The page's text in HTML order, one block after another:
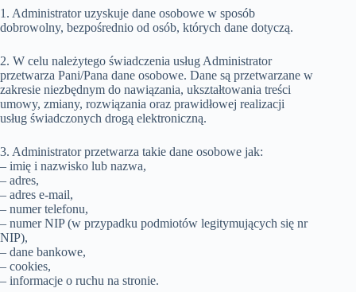
1. Administrator uzyskuje dane osobowe w sposób
dobrowolny, bezpośrednio od osób, których dane dotyczą.
2. W celu należytego świadczenia usług Administrator
przetwarza Pani/Pana dane osobowe. Dane są przetwarzane w
zakresie niezbędnym do nawiązania, ukształtowania treści
umowy, zmiany, rozwiązania oraz prawidłowej realizacji
usług świadczonych drogą elektroniczną.
3. Administrator przetwarza takie dane osobowe jak:
– imię i nazwisko lub nazwa,
– adres,
– adres e-mail,
– numer telefonu,
– numer NIP (w przypadku podmiotów legitymujących się nr
NIP),
– dane bankowe,
– cookies,
– informacje o ruchu na stronie.